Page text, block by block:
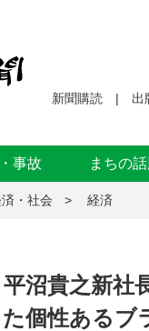
新聞購読 出
事故 まちの話
・社会 経済
沼貴之新
個性あるブ